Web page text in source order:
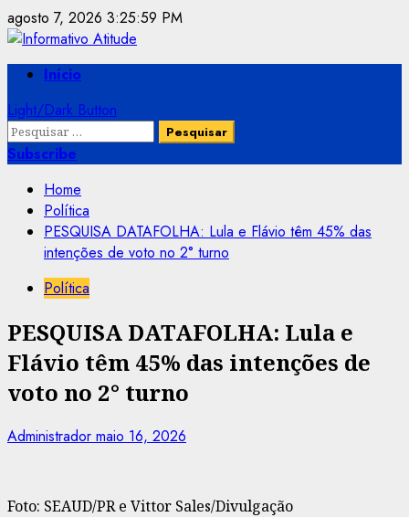
Skip
to
content
agosto 7, 2026 3:25:59 PM
PrimaryInício
Light/Dark Button
Pesquisar
por:
Subscribe
Home
Política
PESQUISA DATAFOLHA: Lula e Flávio têm 45% das
intenções de voto no 2° turno
Política
PESQUISA DATAFOLHA: Lula e
Flávio têm 45% das intenções de
voto no 2° turno
Administrador maio 16, 2026
Foto: SEAUD/PR e Vittor Sales/Divulgação